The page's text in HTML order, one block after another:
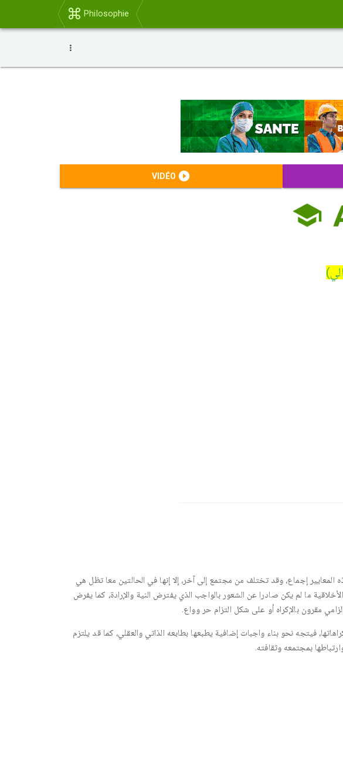
Philosophie
VIDÉO
إجماع، وقد تختلف من مجتمع إلى آخر، إلا إنها في الحالتين معا تظل هي
ما لم يكن صادرا عن الشعور بالواجب الذي يفترض النية والإرادة، كما يفرض
مقرون بالإكراه أو على شكل التزام حر وواع.
فيتجه نحو بناء واجبات إضافية يطبعها بطابعه الذاتي والعقلي، كما قد يلتزم
بمجتمعه وثقافته.